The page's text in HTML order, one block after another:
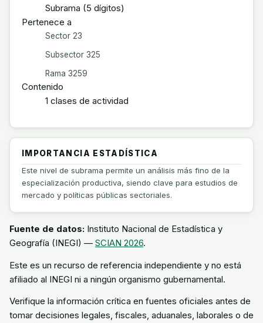
Subrama (5 dígitos)
Pertenece a
Sector 23
Subsector 325
Rama 3259
Contenido
1 clases de actividad
IMPORTANCIA ESTADÍSTICA
Este nivel de subrama permite un análisis más fino de la
especialización productiva, siendo clave para estudios de
mercado y políticas públicas sectoriales.
Fuente de datos: Instituto Nacional de Estadística y
Geografía (INEGI) — SCIAN 2026.
Este es un recurso de referencia independiente y no está
afiliado al INEGI ni a ningún organismo gubernamental.
Verifique la información crítica en fuentes oficiales antes de
tomar decisiones legales, fiscales, aduanales, laborales o de